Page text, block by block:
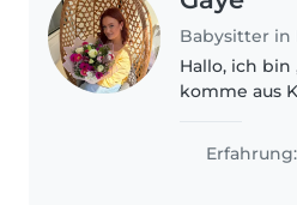
Babysitter in
Hallo, ich bin
komme aus Köln. Ich
in der
Außerdem
schulische